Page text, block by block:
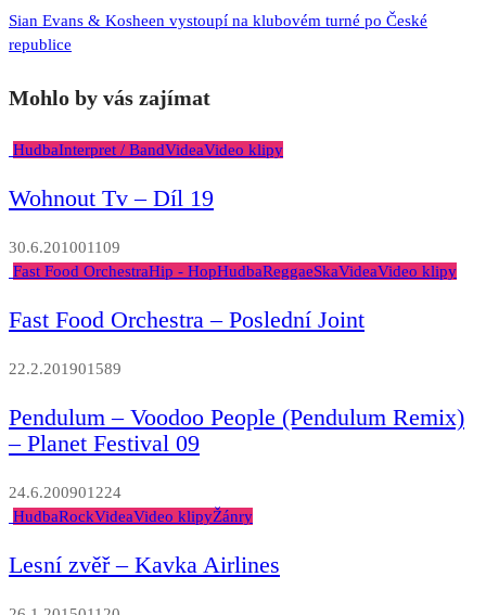
Sian Evans & Kosheen vystoupí na klubovém turné po České
republice
Mohlo by vás zajímat
HudbaInterpret / BandVideaVideo klipy
Wohnout Tv – Díl 19
30.6.201001109
Fast Food OrchestraHip - HopHudbaReggaeSkaVideaVideo klipy
Fast Food Orchestra – Poslední Joint
22.2.201901589
Pendulum – Voodoo People (Pendulum Remix)
– Planet Festival 09
24.6.200901224
HudbaRockVideaVideo klipyŽánry
Lesní zvěř – Kavka Airlines